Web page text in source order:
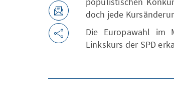
doch jede
Die Europawahl im
Linkskurs der SPD